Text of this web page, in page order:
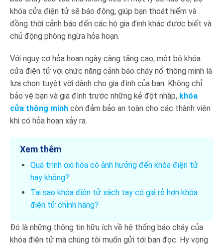
khóa cửa điện tử sẽ báo động, giúp bạn thoát hiểm và
đồng thời cảnh báo đến các hộ gia đình khác được biết và
chủ động phòng ngừa hỏa hoạn.
Với nguy cơ hỏa hoạn ngày càng tăng cao, một bộ khóa
cửa điện tử với chức năng cảnh báo cháy nổ thông minh là
lựa chọn tuyệt vời dành cho gia đình của bạn. Không chỉ
bảo vệ bạn và gia đình trước những kẻ đột nhập, khóa
cửa thông minh còn đảm bảo an toàn cho các thành viên
khi có hỏa hoạn xảy ra.
Xem thêm
Quá trình oxi hóa có ảnh hưởng đến khóa điện tử
hay không?
Tại sao khóa điện tử xách tay có giá rẻ hơn khóa
điện tử chính hãng?
Đó là những thông tin hữu ích về hệ thống báo cháy của
khóa điện tử mà chúng tôi muốn gửi tới bạn đọc. Hy vọng